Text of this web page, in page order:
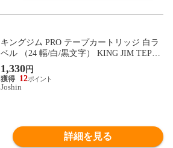
キングジム PRO テープカートリッジ 白ラ
ベル （24 幅/白/黒文字） KING JIM TEPRA
（テプラ）PROシリーズ SS24K 【返品種
別A】
1,330円
12
Joshin
詳細を見る